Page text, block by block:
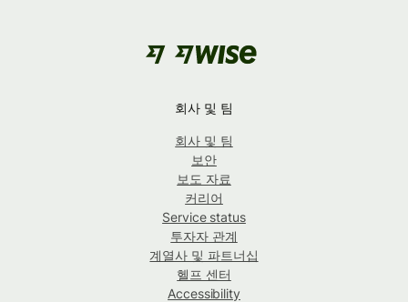
회사 및 팀
회사 및 팀
보안
보도 자료
커리어
Service status
투자자 관계
계열사 및 파트너십
헬프 센터
Accessibility